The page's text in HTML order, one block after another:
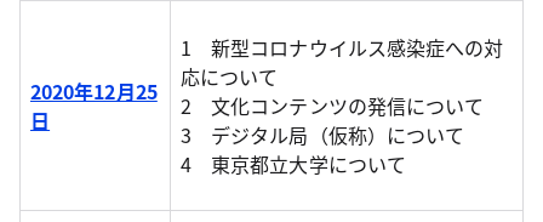
2020年12月25
日
1 新型コロナウイルス感染症への対
応について
2 文化コンテンツの発信について
3 デジタル局（仮称）について
4 東京都立大学について